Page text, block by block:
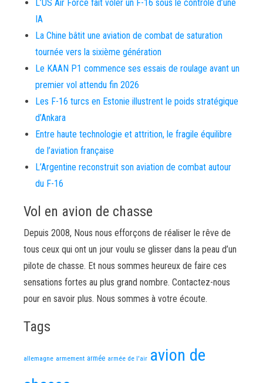
L’US Air Force fait voler un F-16 sous le contrôle d’une
IA
La Chine bâtit une aviation de combat de saturation
tournée vers la sixième génération
Le KAAN P1 commence ses essais de roulage avant un
premier vol attendu fin 2026
Les F-16 turcs en Estonie illustrent le poids stratégique
d’Ankara
Entre haute technologie et attrition, le fragile équilibre
de l’aviation française
L’Argentine reconstruit son aviation de combat autour
du F-16
Vol en avion de chasse
Depuis 2008, Nous nous efforçons de réaliser le rêve de
tous ceux qui ont un jour voulu se glisser dans la peau d’un
pilote de chasse. Et nous sommes heureux de faire ces
sensations fortes au plus grand nombre. Contactez-nous
pour en savoir plus. Nous sommes à votre écoute.
Tags
allemagne armement armée armée de l'air avion de